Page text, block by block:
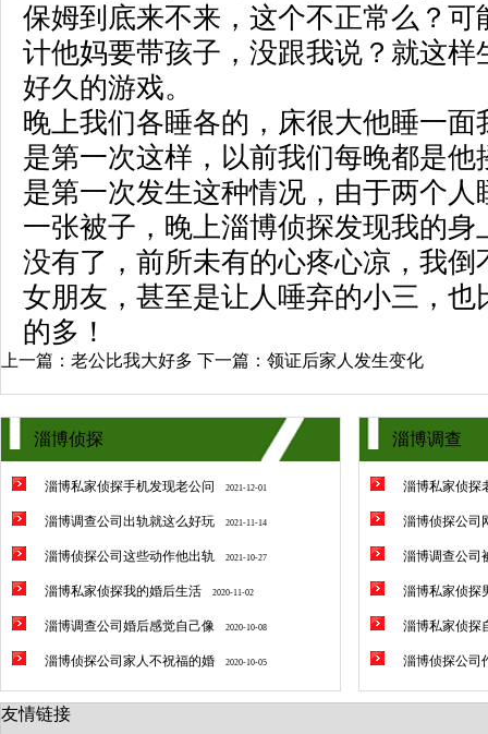
保姆到底来不来，这个不正常么？可
计他妈要带孩子，没跟我说？就这样
好久的游戏。
晚上我们各睡各的，床很大他睡一面
是第一次这样，以前我们每晚都是他
是第一次发生这种情况，由于两个人
一张被子，晚上淄博侦探发现我的身
没有了，前所未有的心疼心凉，我倒
女朋友，甚至是让人唾弃的小三，也
的多！
上一篇： 老公比我大好多 下一篇： 领证后家人发生变化
淄博侦探
淄博私家侦探手机发现老公问 2021-12-01
淄博调查公司出轨就这么好玩 2021-11-14
淄博侦探公司这些动作他出轨 2021-10-27
淄博私家侦探我的婚后生活 2020-11-02
淄博调查公司婚后感觉自己像 2020-10-08
淄博侦探公司家人不祝福的婚 2020-10-05
淄博调查
淄博私家侦探
淄博侦探公司
淄博调查公司
淄博私家侦探
淄博私家侦探
淄博侦探公司
友情链接